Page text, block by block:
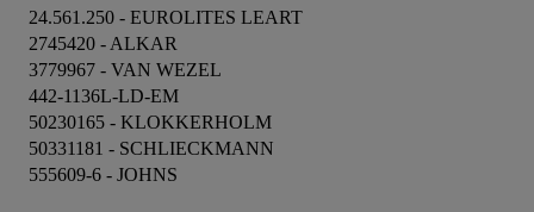
24.561.250 - EUROLITES LEART
2745420 - ALKAR
3779967 - VAN WEZEL
442-1136L-LD-EM
50230165 - KLOKKERHOLM
50331181 - SCHLIECKMANN
555609-6 - JOHNS